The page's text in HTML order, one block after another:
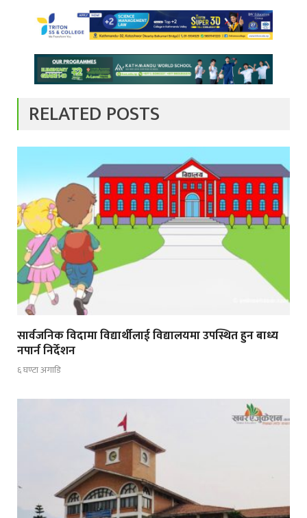
RELATED POSTS
सार्वजनिक विदामा विद्यार्थीलाई विद्यालयमा उपस्थित हुन बाध्य
नपार्न निर्देशन
६ घण्टा अगाडि